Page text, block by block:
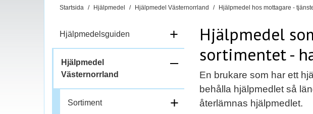
D
ä
r
h
ä
r
:
Startsida Hjälpmedel Hjälpmedel Västernorrland Hjälpmedel hos mottagare -
Hjälpmedelsguiden +
Hjälpmedel
Västernorrland
–
ä
Sortiment +
Hjälpmedel
sortimentet -
En brukare som har ett
behålla hjälpmedlet så
återlämnas hjälpmedlet.